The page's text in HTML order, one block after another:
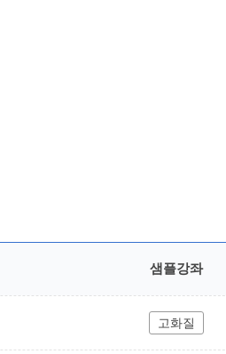
샘플강좌
고화질